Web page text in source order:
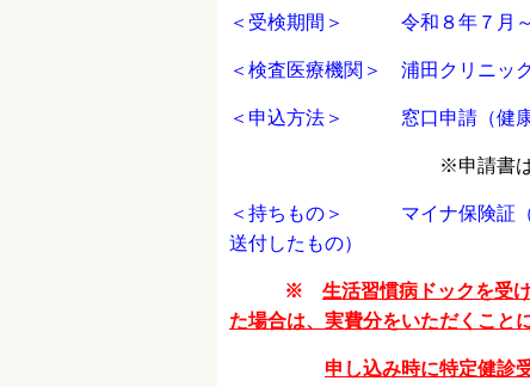
＜受検期間＞ 令和８年７月～
＜検査医療機関＞ 浦田クリニッ
＜申込方法＞ 窓口申請（健
※申請書
＜持ちもの＞ マイナ保険証（
送付したもの）
※ 生活習慣病ドックを受
た場合は、実費分をいただくこと
申し込み時に特定健診